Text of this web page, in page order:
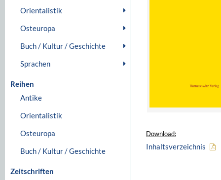
Orientalistik
Osteuropa
Buch / Kultur / Geschichte
Sprachen
Reihen
Antike
Orientalistik
Osteuropa
Buch / Kultur / Geschichte
Zeitschriften
Download:
Inhaltsverzeichnis